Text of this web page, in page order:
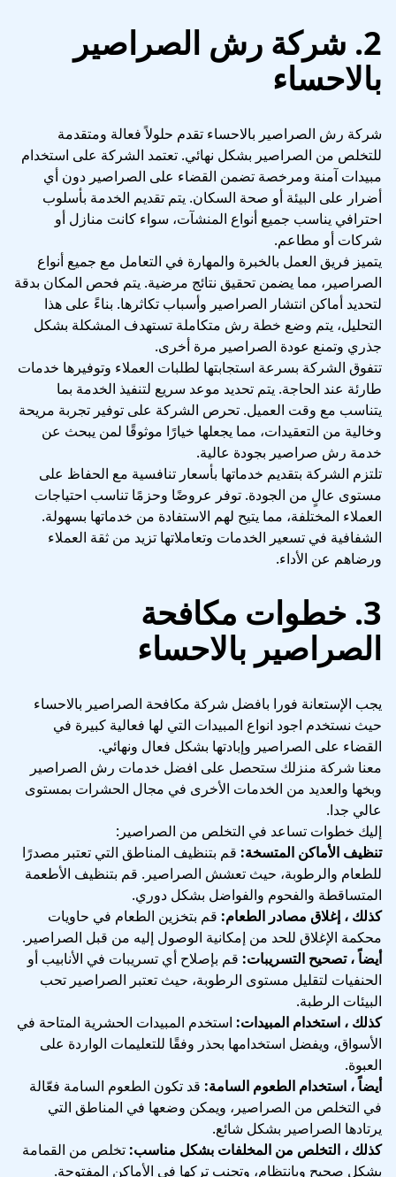
2. شركة رش الصراصير
بالاحساء
شركة رش الصراصير بالاحساء تقدم حلولاً فعالة ومتقدمة
للتخلص من الصراصير بشكل نهائي. تعتمد الشركة على استخدام
مبيدات آمنة ومرخصة تضمن القضاء على الصراصير دون أي
أضرار على البيئة أو صحة السكان. يتم تقديم الخدمة بأسلوب
احترافي يناسب جميع أنواع المنشآت، سواء كانت منازل أو
شركات أو مطاعم.
يتميز فريق العمل بالخبرة والمهارة في التعامل مع جميع أنواع
الصراصير، مما يضمن تحقيق نتائج مرضية. يتم فحص المكان بدقة
لتحديد أماكن انتشار الصراصير وأسباب تكاثرها. بناءً على هذا
التحليل، يتم وضع خطة رش متكاملة تستهدف المشكلة بشكل
جذري وتمنع عودة الصراصير مرة أخرى.
تتفوق الشركة بسرعة استجابتها لطلبات العملاء وتوفيرها خدمات
طارئة عند الحاجة. يتم تحديد موعد سريع لتنفيذ الخدمة بما
يتناسب مع وقت العميل. تحرص الشركة على توفير تجربة مريحة
وخالية من التعقيدات، مما يجعلها خيارًا موثوقًا لمن يبحث عن
خدمة رش صراصير بجودة عالية.
تلتزم الشركة بتقديم خدماتها بأسعار تنافسية مع الحفاظ على
مستوى عالٍ من الجودة. توفر عروضًا وحزمًا تناسب احتياجات
العملاء المختلفة، مما يتيح لهم الاستفادة من خدماتها بسهولة.
الشفافية في تسعير الخدمات وتعاملاتها تزيد من ثقة العملاء
ورضاهم عن الأداء.
3. خطوات مكافحة
الصراصير بالاحساء
يجب الإستعانة فورا بافضل شركة مكافحة الصراصير بالاحساء
حيث نستخدم اجود انواع المبيدات التي لها فعالية كبيرة في
القضاء على الصراصير وإبادتها بشكل فعال ونهائي.
معنا شركة منزلك ستحصل على افضل خدمات رش الصراصير
وبخها والعديد من الخدمات الأخرى في مجال الحشرات بمستوى
عالي جدا.
إليك خطوات تساعد في التخلص من الصراصير:
تنظيف الأماكن المتسخة: قم بتنظيف المناطق التي تعتبر مصدرًا
للطعام والرطوبة، حيث تعشش الصراصير. قم بتنظيف الأطعمة
المتساقطة والفحوم والفواضل بشكل دوري.
كذلك ، إغلاق مصادر الطعام: قم بتخزين الطعام في حاويات
محكمة الإغلاق للحد من إمكانية الوصول إليه من قبل الصراصير.
أيضاً ، تصحيح التسريبات: قم بإصلاح أي تسريبات في الأنابيب أو
الحنفيات لتقليل مستوى الرطوبة، حيث تعتبر الصراصير تحب
البيئات الرطبة.
كذلك ، استخدام المبيدات: استخدم المبيدات الحشرية المتاحة في
الأسواق، ويفضل استخدامها بحذر وفقًا للتعليمات الواردة على
العبوة.
أيضاً ، استخدام الطعوم السامة: قد تكون الطعوم السامة فعّالة
في التخلص من الصراصير، ويمكن وضعها في المناطق التي
يرتادها الصراصير بشكل شائع.
كذلك ، التخلص من المخلفات بشكل مناسب: تخلص من القمامة
بشكل صحيح وبانتظام، وتجنب تركها في الأماكن المفتوحة.